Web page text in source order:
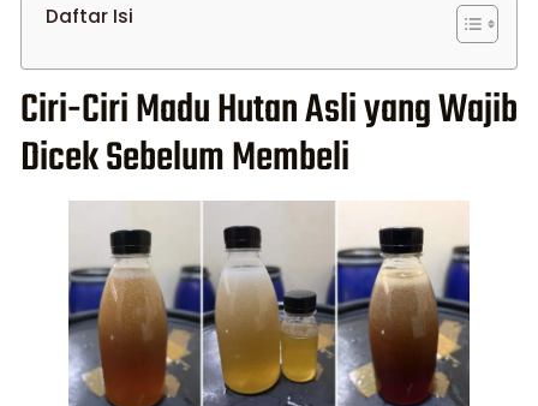
Daftar Isi
Ciri-Ciri Madu Hutan Asli yang Wajib
Dicek Sebelum Membeli